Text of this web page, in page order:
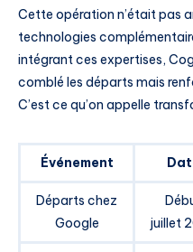
Cette opération n’était pas
technologies
intégrant ces expertises,
comblé les départs mais
C’est ce qu’on appelle
Événement
Départs chez
Google
juillet